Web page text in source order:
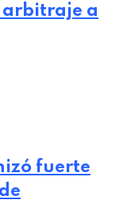
arbitraje a
fuerte